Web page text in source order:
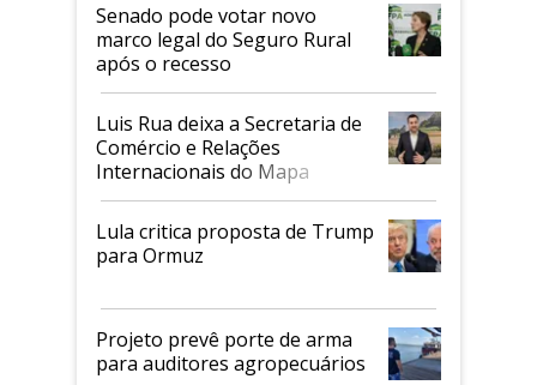
Senado pode votar novo
marco legal do Seguro Rural
após o recesso
Luis Rua deixa a Secretaria de
Comércio e Relações
Internacionais do Mapa
Lula critica proposta de Trump
para Ormuz
Projeto prevê porte de arma
para auditores agropecuários